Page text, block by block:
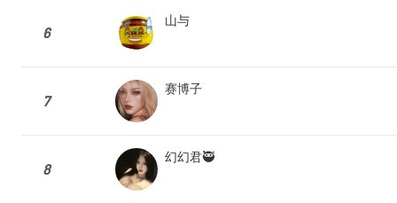
6
山与
7
赛博子
8
幻幻君🥷